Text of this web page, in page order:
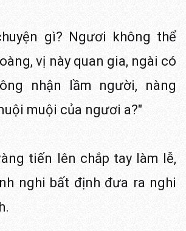
gì? Ngươi không thể
vị này quan gia, ngài có
nhận lầm người, nàng
muội của ngươi a?"
tiến lên chắp tay làm lễ,
nghi bất định đưa ra nghi